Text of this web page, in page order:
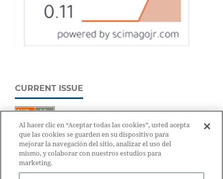
CURRENT ISSUE
Al hacer clic en “Aceptar todas las cookies”, usted acepta
que las cookies se guarden en su dispositivo para
mejorar la navegación del sitio, analizar el uso del
mismo, y colaborar con nuestros estudios para
marketing.